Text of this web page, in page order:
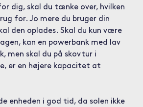
dig, skal du tænke over, hvilken
for. Jo mere du bruger din
den oplades. Skal du kun være
kan en powerbank med lav
men skal du på skovtur i
er en højere kapacitet at
enheden i god tid, da solen ikke